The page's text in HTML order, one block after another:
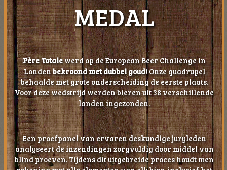
MEDAL
Père Totalewerd op de European Beer Challenge in
Londenbekroond met dubbel goud! Onze quadrupel
behaalde met grote onderscheiding de eerste plaats.
Voor deze wedstrijd werden bieren uit 38 verschillende
landen ingezonden.
Een proefpanel van ervaren deskundige juryleden
analyseert de inzendingen zorgvuldig door middel van
blind proeven. Tijdens dit uitgebreide proces houdt men